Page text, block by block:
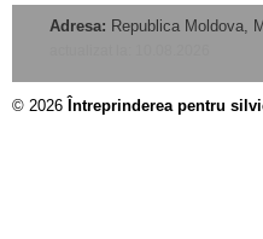
Adresa: Republica Moldova,
© 2026 Întreprinderea pentru